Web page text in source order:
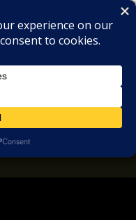
- MUSIC